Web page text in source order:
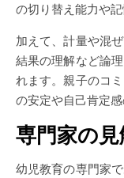
の切り替え能力や
加えて、計量や混
結果の理解など論
れます。親子のコ
の安定や自己肯定感
専門家の見
幼児教育の専門家